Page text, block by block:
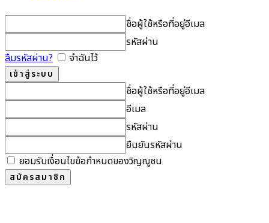
ชื่อผู้ใช้หรือที่อยู่อีเมล
รหัสผ่าน
ลืมรหัสผ่าน?
จำฉันไว้
ชื่อผู้ใช้หรือที่อยู่อีเมล
อีเมล
รหัสผ่าน
ยืนยันรหัสผ่าน
ยอมรับเงื่อนไขข้อกำหนดของวิญญูชน